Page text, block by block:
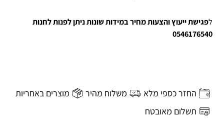
לפגישת ייעוץ והצעות מחיר במידות שונות ניתן לפנות לחנות
0546176540
החזר כספי מלא משלוח מהיר
מוצרים באחריות
תשלום מאובטח